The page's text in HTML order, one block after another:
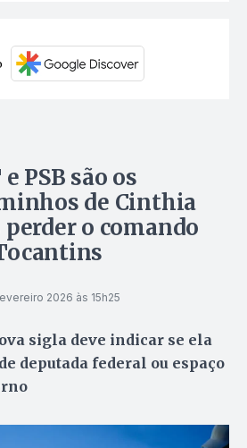
e PSB são os
de Cinthia
o comando
2026 às 15h25
sigla deve indicar se ela
deputada federal ou espaço